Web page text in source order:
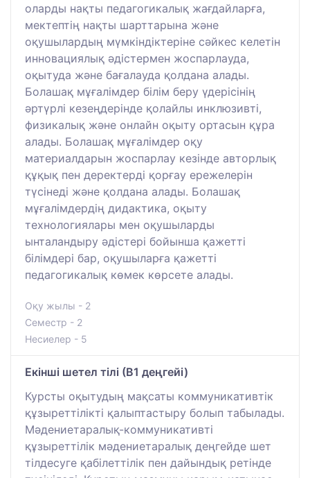
оларды нақты педагогикалық жағдайларға,
мектептің нақты шарттарына және
оқушылардың мүмкіндіктеріне сәйкес келетін
инновациялық әдістермен жоспарлауда,
оқытуда және бағалауда қолдана алады.
Болашақ мұғалімдер білім беру үдерісінің
әртүрлі кезеңдерінде қолайлы инклюзивті,
физикалық және онлайн оқыту ортасын құра
алады. Болашақ мұғалімдер оқу
материалдарын жоспарлау кезінде авторлық
құқық пен деректерді қорғау ережелерін
түсінеді және қолдана алады. Болашақ
мұғалімдердің дидактика, оқыту
технологиялары мен оқушыларды
ынталандыру әдістері бойынша қажетті
білімдері бар, оқушыларға қажетті
педагогикалық көмек көрсете алады.
Оқу жылы - 2
Семестр - 2
Несиелер - 5
Екінші шетел тілі (В1 деңгейі)
Курсты оқытудың мақсаты коммуникативтік
құзыреттілікті қалыптастыру болып табылады.
Мәдениетаралық-коммуникативті
құзыреттілік мәдениетаралық деңгейде шет
тілдесуге қабілеттілік пен дайындық ретінде